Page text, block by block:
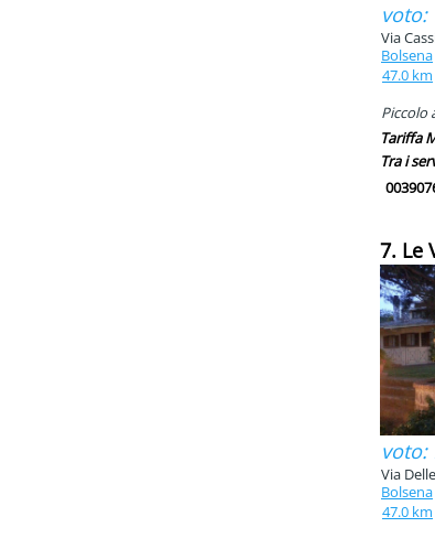
voto:
Via
Bolsena
47.0 km
Piccolo
Tariffa
Tra i
7. Le
voto:
Via
Bolsena
47.0 km